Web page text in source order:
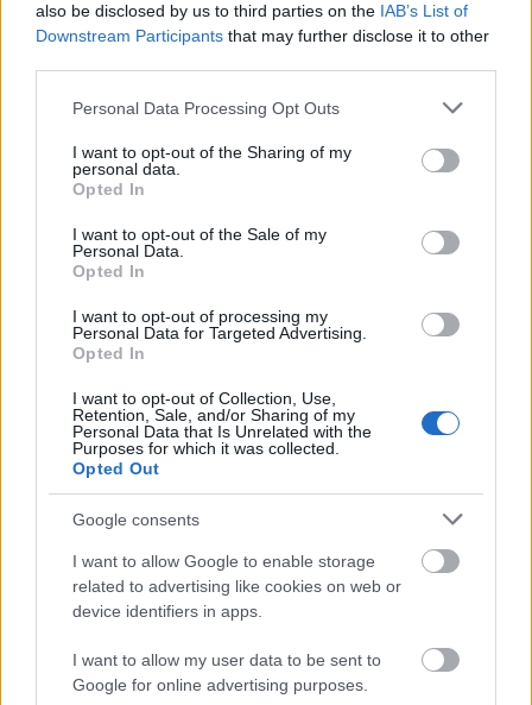
also be disclosed by us to third parties on the IAB’s List of
Downstream Participants that may further disclose it to other
Please note that this website/app uses one or more Google
not limited to your visit or usage behaviour. You may click to
grant or deny consent to Google and its third-party tags to
use your data for below specified purposes in below Google
consent section.
Personal Data Processing Opt Outs
I want to opt-out of the Sharing of my
personal data.
Opted In
I want to opt-out of the Sale of my
Personal Data.
Opted In
I want to opt-out of processing my
Personal Data for Targeted Advertising.
Opted In
I want to opt-out of Collection, Use,
Retention, Sale, and/or Sharing of my
Personal Data that Is Unrelated with the
Purposes for which it was collected.
Opted Out
Google consents
I want to allow Google to enable storage
related to advertising like cookies on web or
device identifiers in apps.
I want to allow my user data to be sent to
Google for online advertising purposes.
τις παρεμβάσεις στο χώρο αλλοίωσης του τραγικού
δυστυχήματος των Τεμπών.
Εκτίμησε ότι η όλη συζήτησησχετίζεται με την
τότε ιδιότητά τουκαι με την πρόθεση της
αντιπολίτευσης να χτυπήσει μέσω εκείνου την
υπερψηφίσουν την αβάσιμη όπως τη χαρακτήρισε
πρόταση του ΠΑΣΟΚ για να μην μείνει καμιά σκιά
και καμιά σκευωρία.
προαναγγείλει, ενώ για την παρουσία του στον
τόπο της τραγωδίας υποστήριξε ότι η παρουσία του
στο πεδίο ως μέλος κυβερνητικού κλιμακίου έγινε
είχαν ήδη παρθεί αποφάσεις από
υπηρεσιακούς παράγοντες
και είχαν ήδη
δρομολογηθεί χωματουργικές παρεμβάσεις από
εργολάβους.
κλιμάκιο όφειλε να είναι παρών και ήταν,